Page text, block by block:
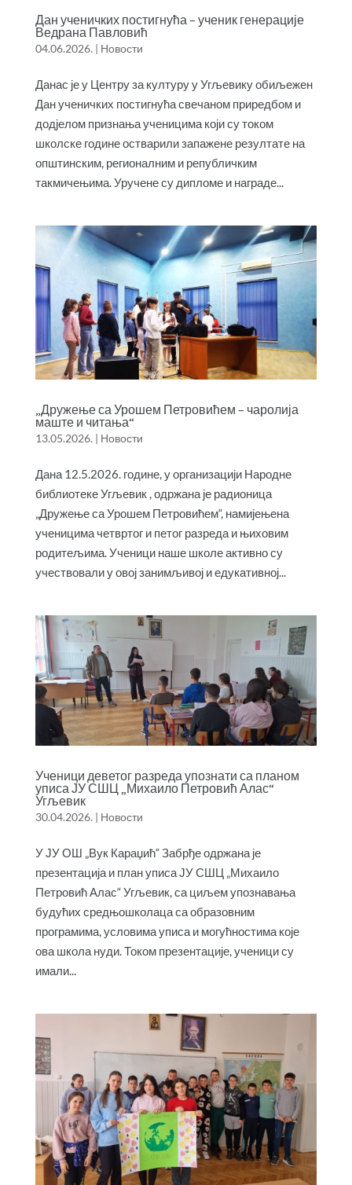
Дан ученичких постигнућа – ученик генерације
Ведрана Павловић
04.06.2026. | Новости
Данас је у Центру за културу у Угљевику обиљежен
Дан ученичких постигнућа свечаном приредбом и
додјелом признања ученицима који су током
школске године остварили запажене резултате на
општинским, регионалним и републичким
такмичењима. Уручене су дипломе и награде...
„Дружење са Урошем Петровићем – чаролија
маште и читања“
13.05.2026. | Новости
Дана 12.5.2026. године, у организацији Народне
библиотеке Угљевик , одржана је радионица
„Дружење са Урошем Петровићем“, намијењена
ученицима четвртог и петог разреда и њиховим
родитељима. Ученици наше школе активно су
учествовали у овој занимљивој и едукативној...
Ученици деветог разреда упознати са планом
уписа ЈУ СШЦ „Михаило Петровић Алас“
Угљевик
30.04.2026. | Новости
У ЈУ ОШ „Вук Караџић“ Забрђе одржана је
презентација и план уписа ЈУ СШЦ „Михаило
Петровић Алас“ Угљевик, са циљем упознавања
будућих средњошколаца са образовним
програмима, условима уписа и могућностима које
ова школа нуди. Током презентације, ученици су
имали...